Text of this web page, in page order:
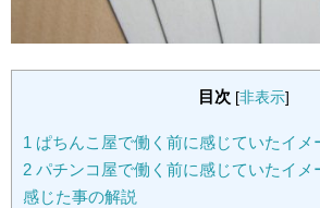
目次 [非表示]
1 ぱちんこ屋で働く前に感じていたイメ
2 パチンコ屋で働く前に感じていたイメ
感じた事の解説